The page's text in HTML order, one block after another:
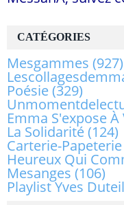
CATÉGORIES
Mesgammes (927)
Poésie(329)
Emma S'expose À
La Solidarité(124)
Carterie-
Heureux Qui
Mesanges (106)
Playlist Yves Duteil